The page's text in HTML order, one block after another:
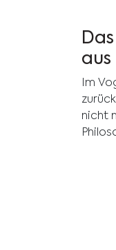
aus
Im
nicht